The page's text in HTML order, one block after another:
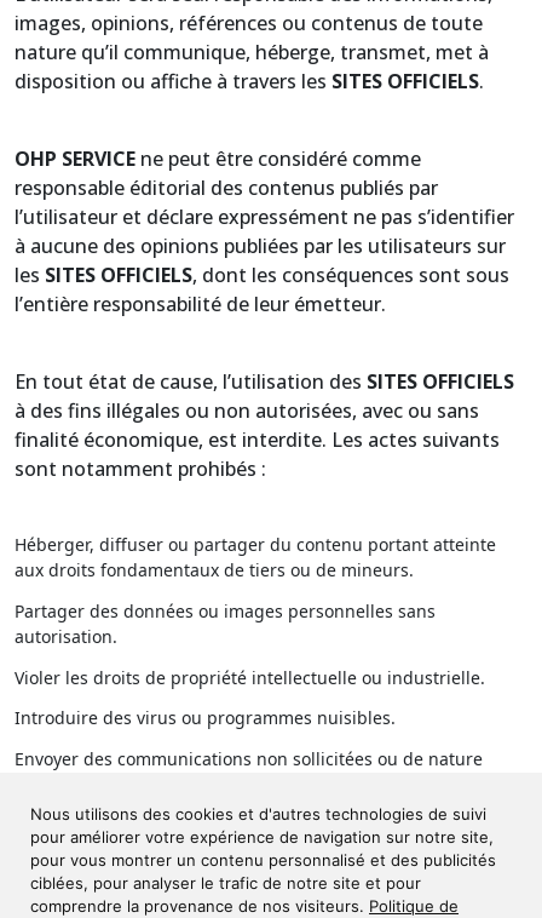
Nous utilisons des cookies et d'autres technologies de suivi
pour améliorer votre expérience de navigation sur notre site,
pour vous montrer un contenu personnalisé et des publicités
ciblées, pour analyser le trafic de notre site et pour
comprendre la provenance de nos visiteurs. Politique de
images, opinions, références ou contenus de toute
nature qu’il communique, héberge, transmet, met à
disposition ou affiche à travers les SITES OFFICIELS.
OHP SERVICE ne peut être considéré comme
responsable éditorial des contenus publiés par
l’utilisateur et déclare expressément ne pas s’identifier
à aucune des opinions publiées par les utilisateurs sur
les SITES OFFICIELS, dont les conséquences sont sous
l’entière responsabilité de leur émetteur.
En tout état de cause, l’utilisation des SITES OFFICIELS
à des fins illégales ou non autorisées, avec ou sans
finalité économique, est interdite. Les actes suivants
sont notamment prohibés :
Héberger, diffuser ou partager du contenu portant atteinte
aux droits fondamentaux de tiers ou de mineurs.
Partager des données ou images personnelles sans
autorisation.
Violer les droits de propriété intellectuelle ou industrielle.
Introduire des virus ou programmes nuisibles.
Envoyer des communications non sollicitées ou de nature
OHP SERVICEse réserve le droit d’informer les autorités
compétentes en cas d’utilisation illégale.